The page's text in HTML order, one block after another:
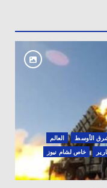
الأوسط
العالم
خاص لشام نيوز